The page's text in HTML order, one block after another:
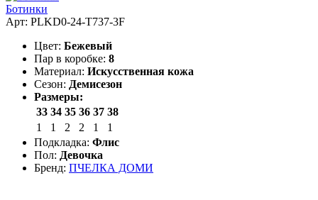
Ботинки
Арт: PLKD0-24-T737-3F
Цвет: Бежевый
Пар в коробке: 8
Материал: Искусственная кожа
Сезон: Демисезон
Размеры:
33 34 35 36 37 38
1
1 2 2 1
1
Подкладка: Флис
Пол: Девочка
Бренд: ПЧЕЛКА ДОМИ